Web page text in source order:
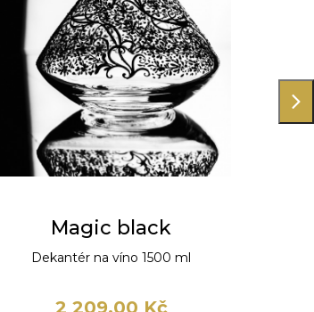
Magic black
Dekantér na víno 1500 ml
2 209,00 Kč